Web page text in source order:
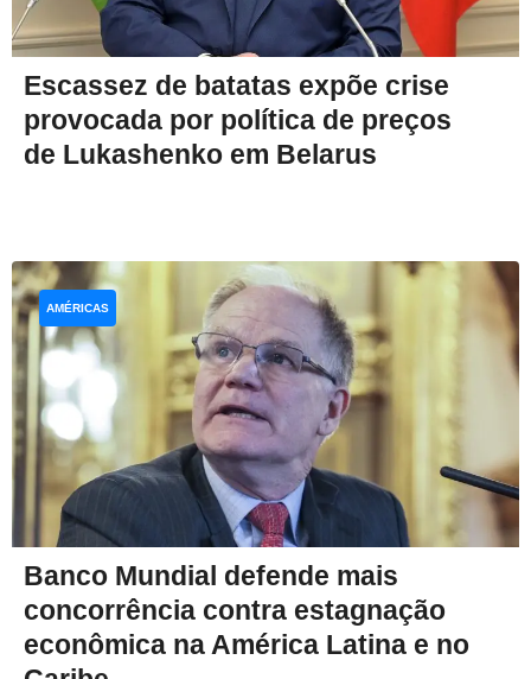
Escassez de batatas expõe crise
provocada por política de preços
de Lukashenko em Belarus
Banco Mundial defende mais
concorrência contra estagnação
econômica na América Latina e no
AMÉRICAS